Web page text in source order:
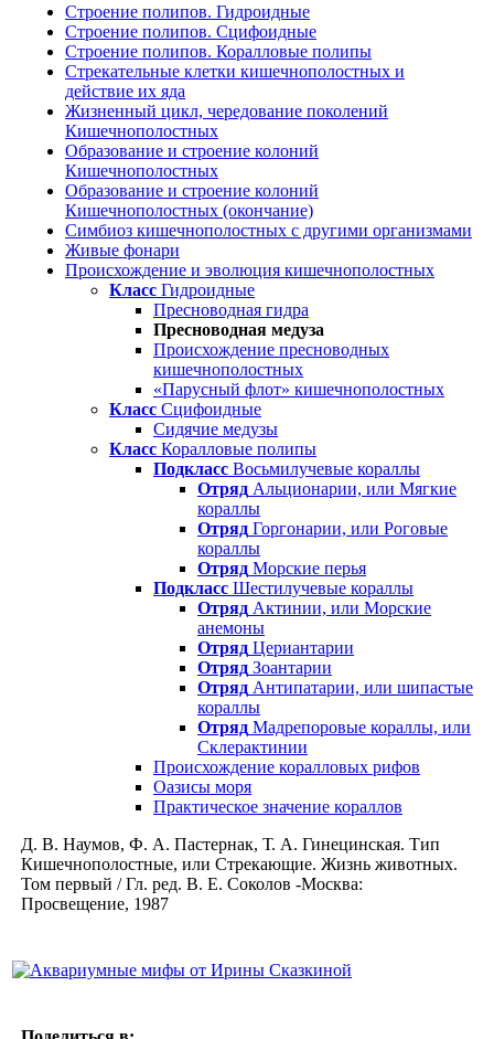
Строение полипов. Гидроидные
Строение полипов. Сцифоидные
Строение полипов. Коралловые полипы
Стрекательные клетки кишечнополостных и
действие их яда
Жизненный цикл, чередование поколений
Кишечнополостных
Образование и строение колоний
Кишечнополостных
Образование и строение колоний
Кишечнополостных (окончание)
Симбиоз кишечнополостных с другими организмами
Живые фонари
Происхождение и эволюция кишечнополостных
Класс Гидроидные
Пресноводная гидра
Пресноводная медуза
Происхождение пресноводных
кишечнополостных
«Парусный флот» кишечнополостных
Класс Сцифоидные
Сидячие медузы
Класс Коралловые полипы
Подкласс Восьмилучевые кораллы
Отряд Альционарии, или Мягкие
кораллы
Отряд Горгонарии, или Роговые
кораллы
Отряд Морские перья
Подкласс Шестилучевые кораллы
Отряд Актинии, или Морские
анемоны
Отряд Цериантарии
Отряд Зоантарии
Отряд Антипатарии, или шипастые
кораллы
Отряд Мадрепоровые кораллы, или
Склерактинии
Происхождение коралловых рифов
Оазисы моря
Практическое значение кораллов
Д. В. Наумов, Ф. А. Пастернак, Т. А. Гинецинская. Тип
Кишечнополостные, или Стрекающие. Жизнь животных.
Том первый / Гл. ред. В. Е. Соколов -Москва:
Просвещение, 1987